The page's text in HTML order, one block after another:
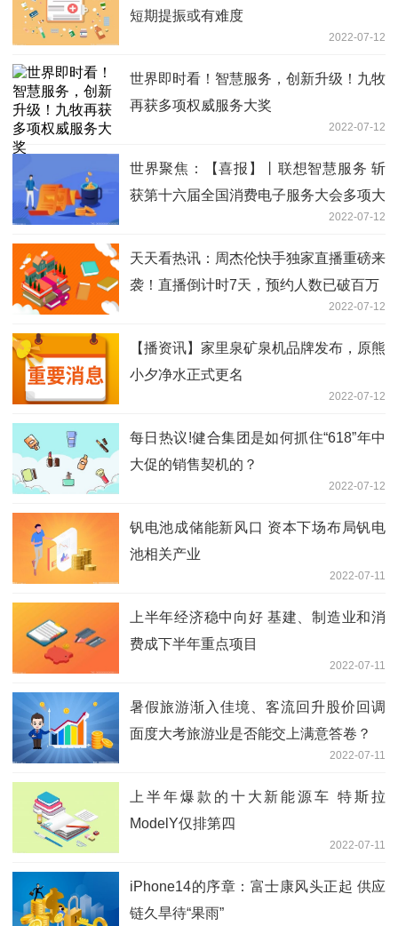
短期提振或有难度
2022-07-12
世界即时看！智慧服务，创新升级！九牧
再获多项权威服务大奖
2022-07-12
世界聚焦：【喜报】丨联想智慧服务 斩
获第十六届全国消费电子服务大会多项大
2022-07-12
天天看热讯：周杰伦快手独家直播重磅来
袭！直播倒计时7天，预约人数已破百万
2022-07-12
【播资讯】家里泉矿泉机品牌发布，原熊
小夕净水正式更名
2022-07-12
每日热议!健合集团是如何抓住“618”年中
大促的销售契机的？
2022-07-12
钒电池成储能新风口 资本下场布局钒电
池相关产业
2022-07-11
上半年经济稳中向好 基建、制造业和消
费成下半年重点项目
2022-07-11
暑假旅游渐入佳境、客流回升股价回调
面度大考旅游业是否能交上满意答卷？
2022-07-11
上半年爆款的十大新能源车 特斯拉
ModelY仅排第四
2022-07-11
iPhone14的序章：富士康风头正起 供应
链久旱待“果雨”